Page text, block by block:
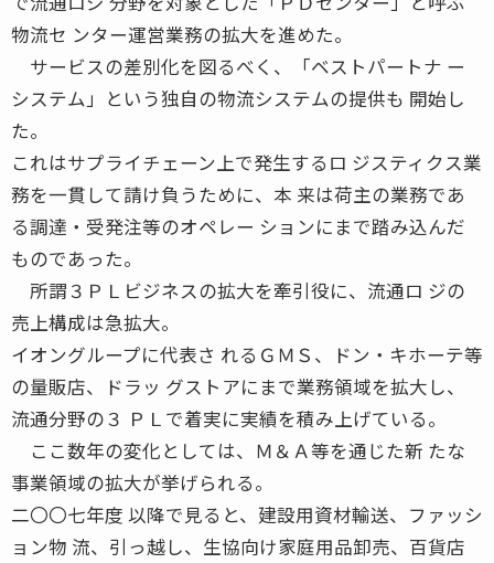
物流セ ンター運営業務の拡大を進めた。
サービスの差別化を図るべく、「ベストパートナ ー
システム」という独自の物流システムの提供も 開始し
た。
これはサプライチェーン上で発生するロ ジスティクス業
務を一貫して請け負うために、本 来は荷主の業務であ
る調達・受発注等のオペレー ションにまで踏み込んだ
ものであった。
所謂３ＰＬビジネスの拡大を牽引役に、流通ロ ジの
売上構成は急拡大。
イオングループに代表さ れるＧＭＳ、ドン・キホーテ等
の量販店、ドラッ グストアにまで業務領域を拡大し、
流通分野の３ ＰＬで着実に実績を積み上げている。
ここ数年の変化としては、Ｍ＆Ａ等を通じた新 たな
事業領域の拡大が挙げられる。
二〇〇七年度 以降で見ると、建設用資材輸送、ファッシ
ョン物 流、引っ越し、生協向け家庭用品卸売、百貨店